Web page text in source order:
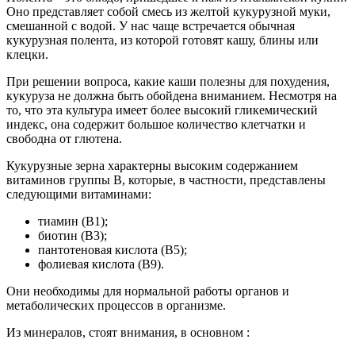
Оно представляет собой смесь из желтой кукурузной муки,
смешанной с водой. У нас чаще встречается обычная
кукурузная полента, из которой готовят кашу, блины или
клецки.
При решении вопроса, какие каши полезны для похудения,
кукуруза не должна быть обойдена вниманием. Несмотря на
то, что эта культура имеет более высокий гликемический
индекс, она содержит большое количество клетчатки и
свободна от глютена.
Кукурузные зерна характерны высоким содержанием
витаминов группы В, которые, в частности, представлены
следующими витаминами:
тиамин (В1);
биотин (B3);
пантотеновая кислота (B5);
фолиевая кислота (В9).
Они необходимы для нормальной работы органов и
метаболических процессов в организме.
Из минералов, стоят внимания, в основном :